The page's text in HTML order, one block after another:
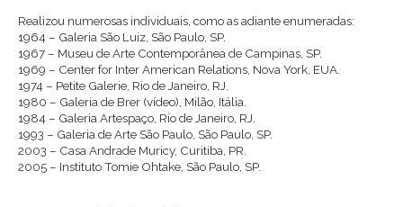
Realizou numerosas individuais, como as adiante enumeradas:
1964 – Galeria São Luiz, São Paulo, SP.
1967 – Museu de Arte Contemporânea de Campinas, SP.
1969 – Center for Inter American Relations, Nova York, EUA.
1974 – Petite Galerie, Rio de Janeiro, RJ.
1980 – Galeria de Brer (vídeo), Milão, Itália.
1984 – Galeria Artespaço, Rio de Janeiro, RJ.
1993 – Galeria de Arte São Paulo, São Paulo, SP.
2003 – Casa Andrade Muricy, Curitiba, PR.
2005 – Instituto Tomie Ohtake, São Paulo, SP.